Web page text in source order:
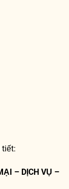
tiết:
– DỊCH VỤ –